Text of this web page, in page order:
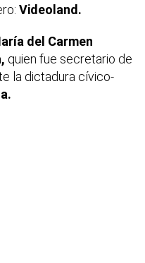
Videoland.
del Carmen
quien fue secretario de
la dictadura cívico-